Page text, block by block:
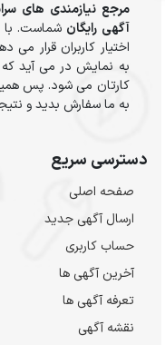
مرجع نیازمندی های
آگهی رایگان شماست. با
اختیار کاربران قرار
به نمایش در می آید
کارتان می شود. پس
به ما سفارش بدید و
دسترسی سریع
صفحه اصلی
ارسال‌ آگهی جدید
حساب کاربری
آخرین آگهی ها
تعرفه آگهی ها
نقشه آگهی